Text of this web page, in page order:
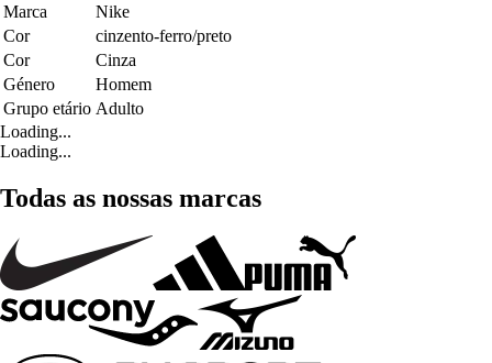
Marca
Nike
Cor
cinzento-ferro/preto
Cor
Cinza
Género
Homem
Grupo etário Adulto
Loading...
Loading...
Todas as nossas marcas